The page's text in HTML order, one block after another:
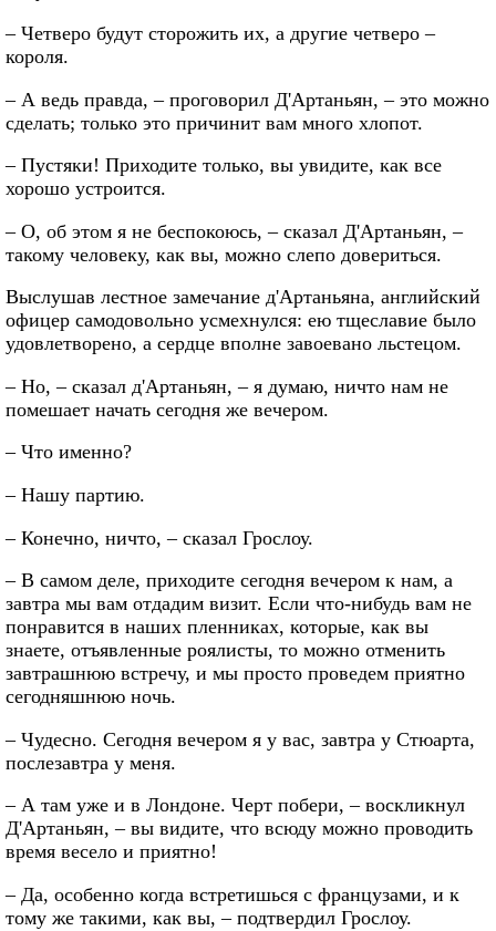
– Четверо будут сторожить их, а другие четверо –
короля.
– А ведь правда, – проговорил Д'Артаньян, – это можно
сделать; только это причинит вам много хлопот.
– Пустяки! Приходите только, вы увидите, как все
хорошо устроится.
– О, об этом я не беспокоюсь, – сказал Д'Артаньян, –
такому человеку, как вы, можно слепо довериться.
Выслушав лестное замечание д'Артаньяна, английский
офицер самодовольно усмехнулся: ею тщеславие было
удовлетворено, а сердце вполне завоевано льстецом.
– Но, – сказал д'Артаньян, – я думаю, ничто нам не
помешает начать сегодня же вечером.
– Что именно?
– Нашу партию.
– Конечно, ничто, – сказал Грослоу.
– В самом деле, приходите сегодня вечером к нам, а
завтра мы вам отдадим визит. Если что-нибудь вам не
понравится в наших пленниках, которые, как вы
знаете, отъявленные роялисты, то можно отменить
завтрашнюю встречу, и мы просто проведем приятно
сегодняшнюю ночь.
– Чудесно. Сегодня вечером я у вас, завтра у Стюарта,
послезавтра у меня.
– А там уже и в Лондоне. Черт побери, – воскликнул
Д'Артаньян, – вы видите, что всюду можно проводить
время весело и приятно!
– Да, особенно когда встретишься с французами, и к
тому же такими, как вы, – подтвердил Грослоу.